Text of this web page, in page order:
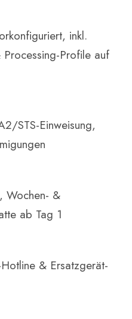
inkl.
Profile auf
STS-Einweisung,
Wochen- &
ab Tag 1
& Ersatzgerät-